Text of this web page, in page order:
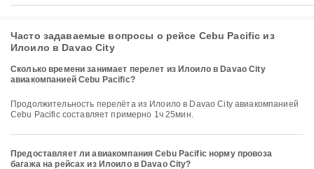
Часто задаваемые вопросы о рейсе Cebu Pacific из
Илоило в Davao City
Сколько времени занимает перелет из Илоило в Davao City
авиакомпанией Cebu Pacific?
Продолжительность перелёта из Илоило в Davao City авиакомпанией
Cebu Pacific составляет примерно 1ч 25мин.
Предоставляет ли авиакомпания Cebu Pacific норму провоза
багажа на рейсах из Илоило в Davao City?